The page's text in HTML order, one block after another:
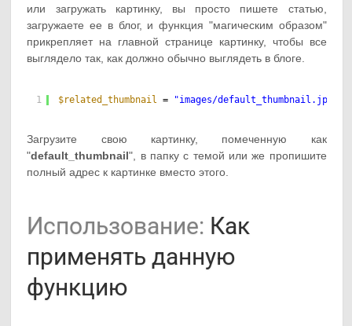
или загружать картинку, вы просто пишете статью,
загружаете ее в блог, и функция "магическим образом"
прикрепляет на главной странице картинку, чтобы все
выглядело так, как должно обычно выглядеть в блоге.
1 $related_thumbnail = "images/default_thumbnail.jpg"
Загрузите свою картинку, помеченную как
"default_thumbnail", в папку с темой или же пропишите
полный адрес к картинке вместо этого.
Использование: Как
применять данную
функцию